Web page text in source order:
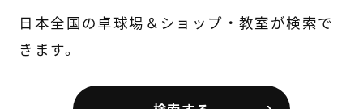
日本全国の卓球場＆ショップ・教室が検索で
きます。